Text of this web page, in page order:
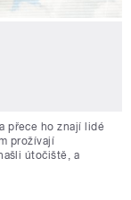
přece ho znají lidé
prožívají
útočiště, a